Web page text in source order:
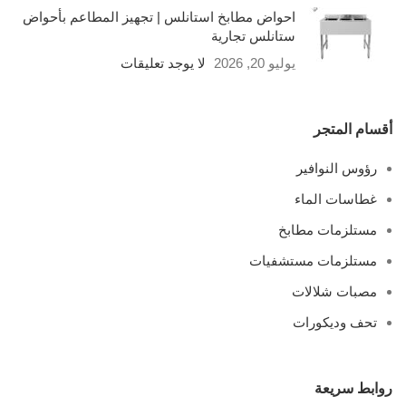
احواض مطابخ استانلس | تجهيز المطاعم بأحواض
ستانلس تجارية
يوليو 20, 2026
لا يوجد تعليقات
أقسام المتجر
رؤوس النوافير
غطاسات الماء
مستلزمات مطابخ
مستلزمات مستشفيات
مصبات شلالات
تحف وديكورات
روابط سريعة